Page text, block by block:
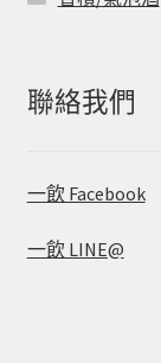
聯絡我們
一飲 Facebook
一飲 LINE@